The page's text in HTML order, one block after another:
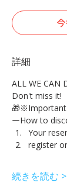
詳細
ALL WE CAN
Don't miss it!
🎁※Important
ーHow to
Your
register
続きを読む